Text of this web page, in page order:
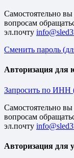
Cамостоятельно
вопросам
эл.почту
Сменить пароль
Авторизация для
Запросить по ИНН
Cамостоятельно
вопросам
эл.почту
Авторизация для